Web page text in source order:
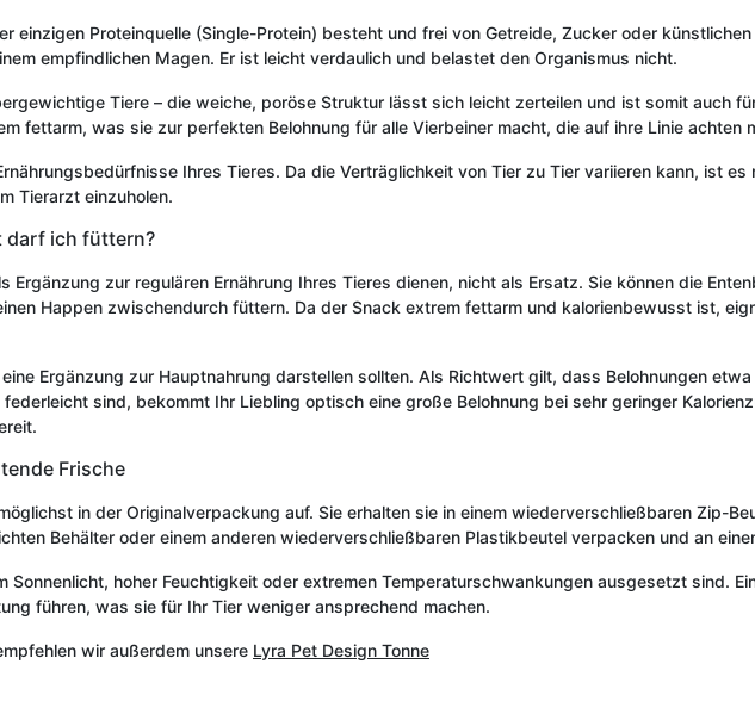
einzigen Proteinquelle (Single-Protein) besteht und frei von Getreide, Zucker oder
empfindlichen Magen. Er ist leicht verdaulich und belastet den Organismus nicht.
Tiere – die weiche, poröse Struktur lässt sich leicht zerteilen und ist somit auch
fettarm, was sie zur perfekten Belohnung für alle Vierbeiner macht, die auf ihre Linie achten
Ihres Tieres. Da die Verträglichkeit von Tier zu Tier variieren kann, ist
Tierarzt einzuholen.
darf ich füttern?
Ergänzung zur regulären Ernährung Ihres Tieres dienen, nicht als Ersatz. Sie können die
Happen zwischendurch füttern. Da der Snack extrem fettarm und kalorienbewusst ist,
Ergänzung zur Hauptnahrung darstellen sollten. Als Richtwert gilt, dass Belohnungen
sind, bekommt Ihr Liebling optisch eine große Belohnung bei sehr geringer
Frische
in der Originalverpackung auf. Sie erhalten sie in einem wiederverschließbaren Zip-
Behälter oder einem anderen wiederverschließbaren Plastikbeutel verpacken und an
Sonnenlicht, hoher Feuchtigkeit oder extremen Temperaturschwankungen ausgesetzt sind.
führen, was sie für Ihr Tier weniger ansprechend machen.
wir außerdem unsere Lyra Pet Design Tonne